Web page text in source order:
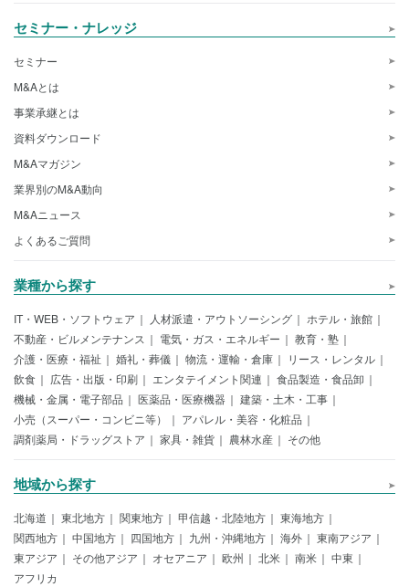
セミナー・ナレッジ
セミナー
M&Aとは
事業承継とは
資料ダウンロード
M&Aマガジン
業界別のM&A動向
M&Aニュース
よくあるご質問
業種から探す
IT・WEB・ソフトウェア 人材派遣・アウトソーシング
ホテル・旅館
不動産・ビルメンテナンス
電気・ガス・エネルギー
教育・塾
介護・医療・福祉
婚礼・葬儀 物流・運輸・倉庫
リース・レンタル
飲食
広告・出版・印刷 エンタテイメント関連
食品製造・食品卸
機械・金属・電子部品
医薬品・医療機器
建築・土木・工事
小売（スーパー・コンビニ等）
アパレル・美容・化粧品
調剤薬局・ドラッグストア
家具・雑貨 農林水産 その他
地域から探す
北海道 東北地方 関東地方 甲信越・北陸地方
東海地方
関西地方
中国地方 四国地方 九州・沖縄地方 海外
東南アジア
東アジア
その他アジア オセアニア 欧州 北米 南米
中東
アフリカ